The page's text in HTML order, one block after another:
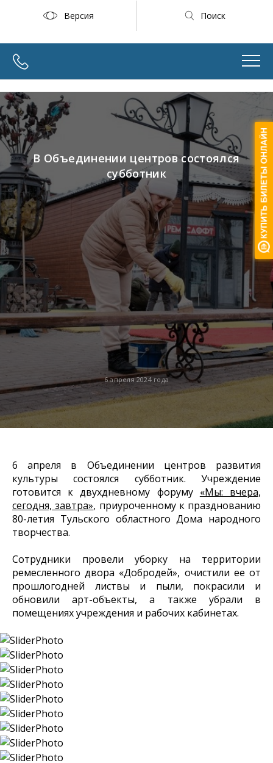
Версия Поиск
6 апреля 2024 года
В Объединении центров состоялся
субботник
6 апреля в Объединении центров развития
культуры состоялся субботник. Учреждение
готовится к двухдневному форуму «Мы: вчера,
сегодня, завтра», приуроченному к празднованию
80-летия Тульского областного Дома народного
творчества.
Сотрудники провели уборку на территории
ремесленного двора «Добродей», очистили ее от
прошлогодней листвы и пыли, покрасили и
обновили арт-объекты, а также убрали в
помещениях учреждения и рабочих кабинетах.